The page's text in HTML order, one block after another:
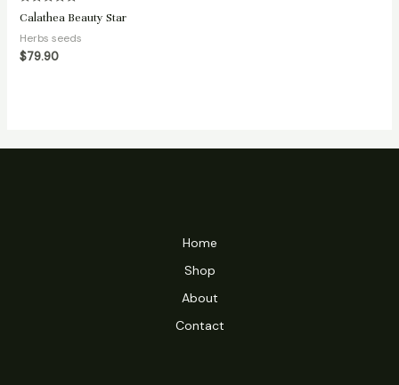
Rated
0
out
of
5
Calathea Beauty Star
Herbs seeds
$79.90
Home
Shop
About
Contact